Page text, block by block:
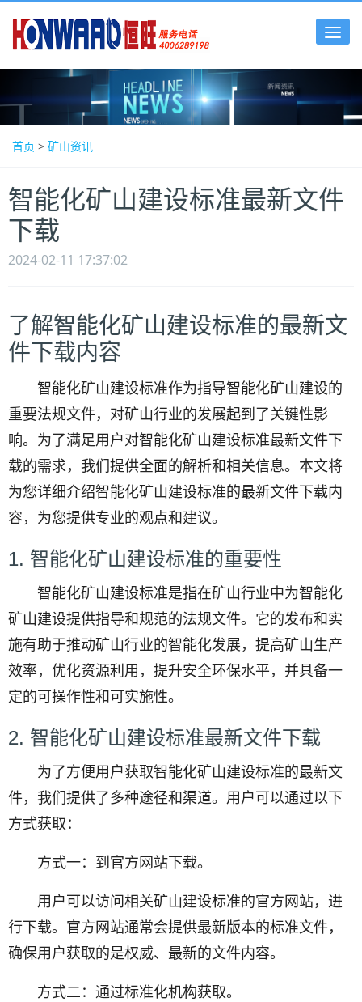
首页 > 矿山资讯
智能化矿山建设标准最新文件
下载
2024-02-11 17:37:02
了解智能化矿山建设标准的最新文
件下载内容
智能化矿山建设标准作为指导智能化矿山建设的
重要法规文件，对矿山行业的发展起到了关键性影
响。为了满足用户对智能化矿山建设标准最新文件下
载的需求，我们提供全面的解析和相关信息。本文将
为您详细介绍智能化矿山建设标准的最新文件下载内
容，为您提供专业的观点和建议。
1. 智能化矿山建设标准的重要性
智能化矿山建设标准是指在矿山行业中为智能化
矿山建设提供指导和规范的法规文件。它的发布和实
施有助于推动矿山行业的智能化发展，提高矿山生产
效率，优化资源利用，提升安全环保水平，并具备一
定的可操作性和可实施性。
2. 智能化矿山建设标准最新文件下载
为了方便用户获取智能化矿山建设标准的最新文
件，我们提供了多种途径和渠道。用户可以通过以下
方式获取：
方式一：到官方网站下载。
用户可以访问相关矿山建设标准的官方网站，进
行下载。官方网站通常会提供最新版本的标准文件，
确保用户获取的是权威、最新的文件内容。
方式二：通过标准化机构获取。